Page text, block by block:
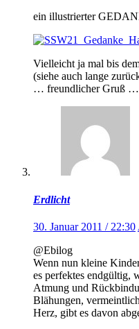
ein illustrierter
Vielleicht ja mal bis
(siehe auch lange
… freundlicher Gruß …
Erdlicht
30. Januar 2011 / 22:30
@Ebilog
Wenn nun kleine
es perfektes endgültig,
Atmung und
Blähungen,
Herz, gibt es davon